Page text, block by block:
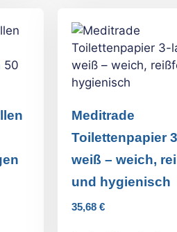
Meditrade
Toilettenpapier
weiß – weich,
und hygienisch
35,68 €